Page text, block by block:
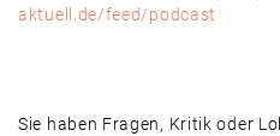
aktuell.de/feed/podcast
Sie haben Fragen, Kritik oder